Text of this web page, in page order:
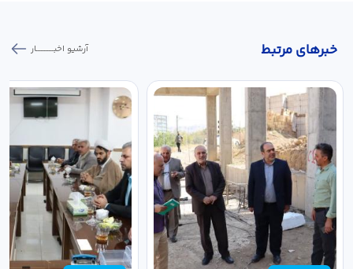
خبر‌های مرتبط آرشیو اخبـــــــــــار